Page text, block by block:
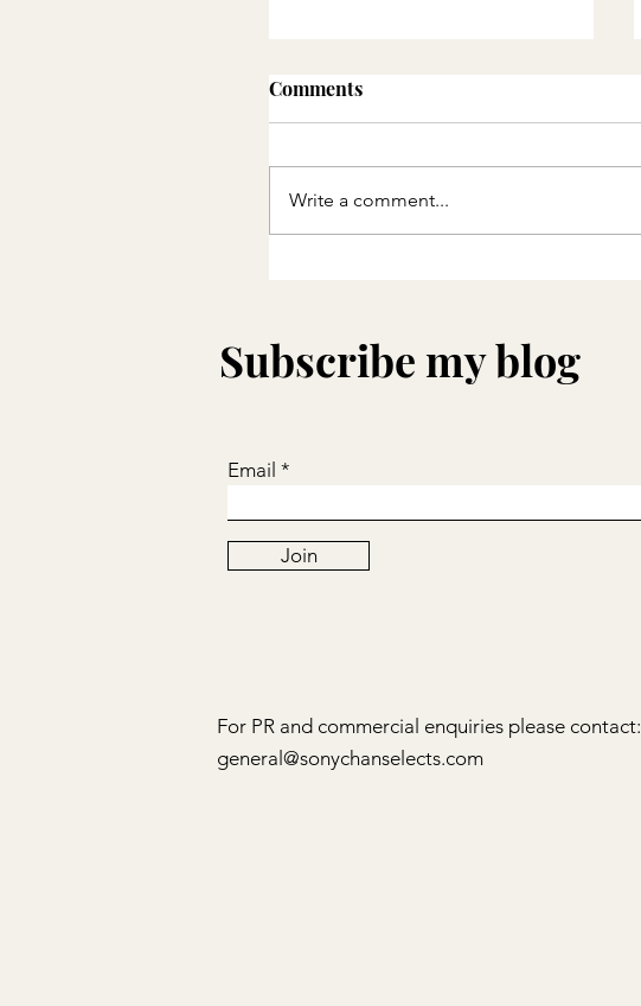
小店難做
Comments
Write a comment...
Subscribe my blog
Email
Join
For PR and commercial enquiries please contact:
general@sonychanselects.com